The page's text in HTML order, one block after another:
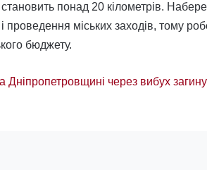
становить понад 20 кілометрів.
міських заходів, тому
бюджету.
Дніпропетровщині через вибух